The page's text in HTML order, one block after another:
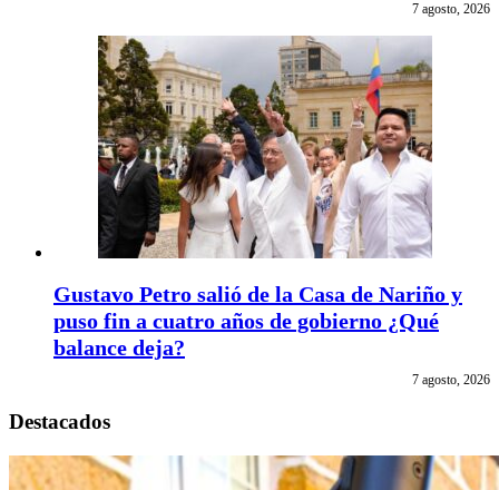
7 agosto, 2026
Gustavo Petro salió de la Casa de Nariño y
puso fin a cuatro años de gobierno ¿Qué
balance deja?
7 agosto, 2026
Destacados